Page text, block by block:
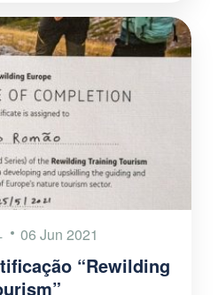
06 Jun 2021
“Rewilding